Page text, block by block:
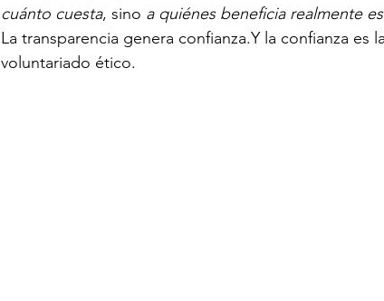
cuánto cuesta, sino a quiénes beneficia realmente
La transparencia genera confianza.Y la confianza es
voluntariado ético.